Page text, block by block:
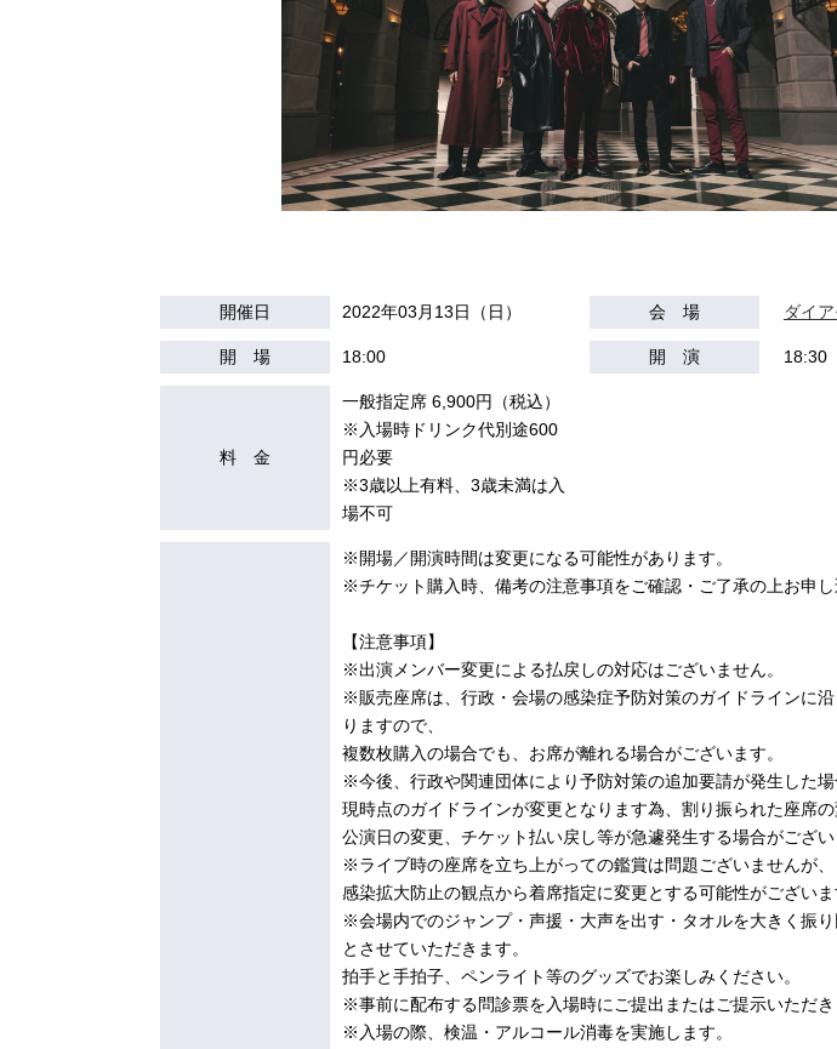
開催日 2022年03月13日（日） 会 場 ダイ
開 場 18:00 開 演 18:30
料 金
一般指定席 6,900円（税込）
※入場時ドリンク代別途600
円必要
※3歳以上有料、3歳未満は入
場不可
※開場／開演時間は変更になる可能性があります。
※チケット購入時、備考の注意事項をご確認・ご了承の上お申し
【注意事項】
※出演メンバー変更による払戻しの対応はございません。
※販売座席は、行政・会場の感染症予防対策のガイドラインに
りますので、
複数枚購入の場合でも、お席が離れる場合がございます。
※今後、行政や関連団体により予防対策の追加要請が発生した場
現時点のガイドラインが変更となります為、割り振られた座席の
公演日の変更、チケット払い戻し等が急遽発生する場合がござい
※ライブ時の座席を立ち上がっての鑑賞は問題ございませんが、
感染拡大防止の観点から着席指定に変更とする可能性がございま
※会場内でのジャンプ・声援・大声を出す・タオルを大きく振
とさせていただきます。
拍手と手拍子、ペンライト等のグッズでお楽しみください。
※事前に配布する問診票を入場時にご提出またはご提示いただき
※入場の際、検温・アルコール消毒を実施します。